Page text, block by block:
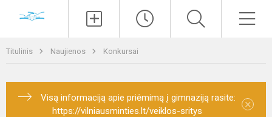
Titulinis Naujienos Konkursai
Visą informaciją apie priėmimą į gimnaziją rasite:
https://vilniausminties.lt/veiklos-sritys
×